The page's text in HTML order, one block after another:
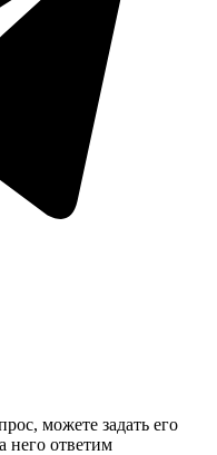
можете задать его
него ответим